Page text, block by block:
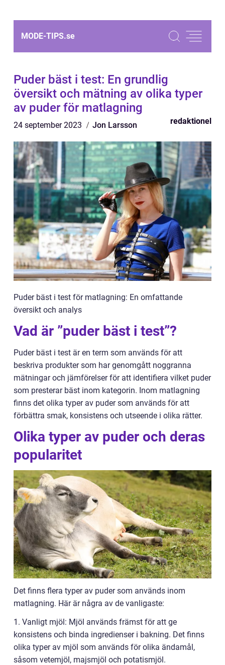
MODE-TIPS.se
Puder bäst i test: En grundlig
översikt och mätning av olika typer
av puder för matlagning
24 september 2023 Jon Larsson redaktionel
Puder bäst i test för matlagning: En omfattande
översikt och analys
Vad är ”puder bäst i test”?
Puder bäst i test är en term som används för att
beskriva produkter som har genomgått noggranna
mätningar och jämförelser för att identifiera vilket puder
som presterar bäst inom kategorin. Inom matlagning
finns det olika typer av puder som används för att
förbättra smak, konsistens och utseende i olika rätter.
Olika typer av puder och deras
popularitet
Det finns flera typer av puder som används inom
matlagning. Här är några av de vanligaste:
1. Vanligt mjöl: Mjöl används främst för att ge
konsistens och binda ingredienser i bakning. Det finns
olika typer av mjöl som används för olika ändamål,
såsom vetemjöl, majsmjöl och potatismjöl.